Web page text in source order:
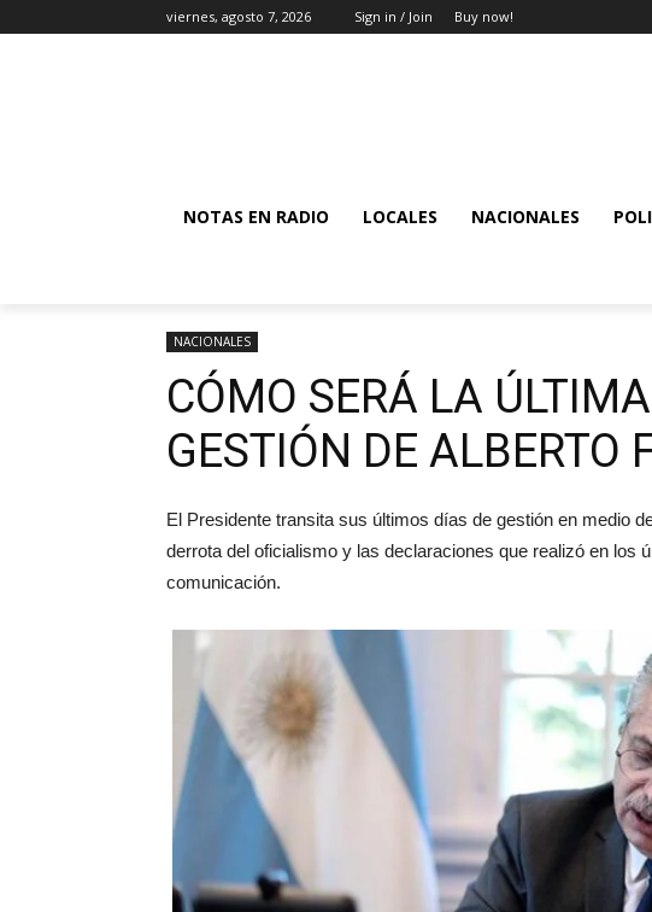
viernes, agosto 7, 2026 Sign in / Join Buy now!
NOTAS EN RADIO LOCALES NACIONALES
NACIONALES
CÓMO SERÁ LA
GESTIÓN DE ALBERTO
El Presidente transita sus últimos días de gestión en medio
derrota del oficialismo y las declaraciones que realizó en los
comunicación.